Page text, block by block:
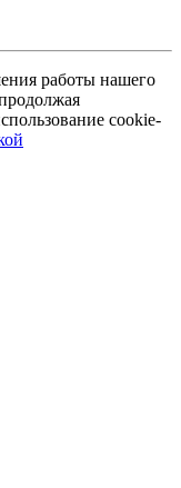
работы нашего
cookie-